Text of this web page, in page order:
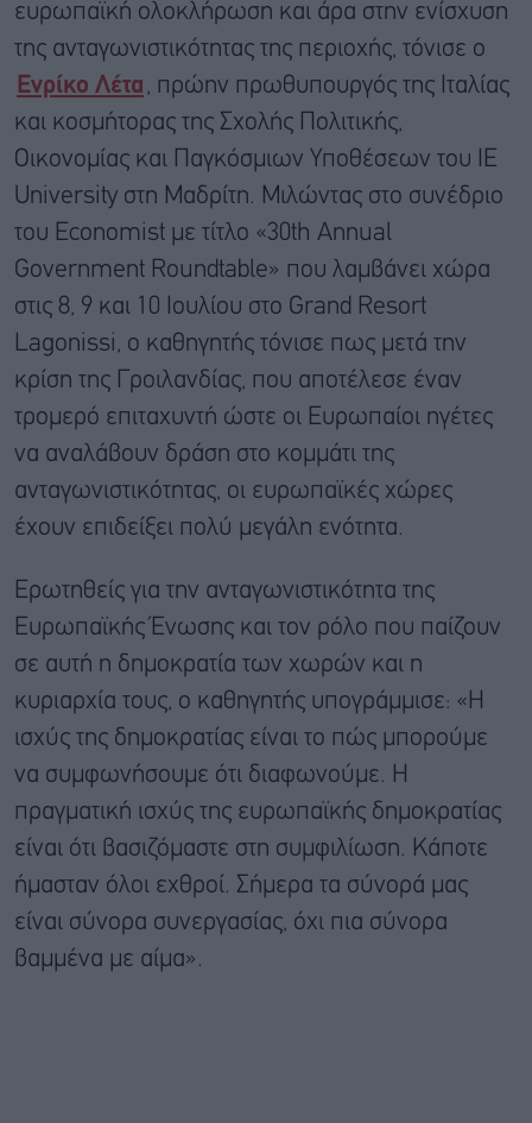
ευρωπαϊκή ολοκλήρωση και άρα στην ενίσχυση
της ανταγωνιστικότητας της περιοχής, τόνισε ο
Ενρίκο Λέτα
, πρώην πρωθυπουργός της Ιταλίας
και κοσμήτορας της Σχολής Πολιτικής,
Οικονομίας και Παγκόσμιων Υποθέσεων του IE
University στη Μαδρίτη. Μιλώντας στο συνέδριο
του Economist με τίτλο «30th Annual
Government Roundtable» που λαμβάνει χώρα
στις 8, 9 και 10 Ιουλίου στο Grand Resort
Lagonissi, ο καθηγητής τόνισε πως μετά την
κρίση της Γροιλανδίας, που αποτέλεσε έναν
τρομερό επιταχυντή ώστε οι Ευρωπαίοι ηγέτες
να αναλάβουν δράση στο κομμάτι της
ανταγωνιστικότητας, οι ευρωπαϊκές χώρες
έχουν επιδείξει πολύ μεγάλη ενότητα.
Ερωτηθείς για την ανταγωνιστικότητα της
Ευρωπαϊκής Ένωσης και τον ρόλο που παίζουν
σε αυτή η δημοκρατία των χωρών και η
κυριαρχία τους, ο καθηγητής υπογράμμισε: «Η
ισχύς της δημοκρατίας είναι το πώς μπορούμε
να συμφωνήσουμε ότι διαφωνούμε. Η
πραγματική ισχύς της ευρωπαϊκής δημοκρατίας
είναι ότι βασιζόμαστε στη συμφιλίωση. Κάποτε
ήμασταν όλοι εχθροί. Σήμερα τα σύνορά μας
είναι σύνορα συνεργασίας, όχι πια σύνορα
βαμμένα με αίμα».